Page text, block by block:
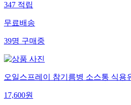
347적립
무료배송
39명구매중
오일스프레이 참기름병 소스통 식용
17,600원